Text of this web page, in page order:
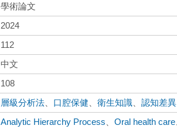
學術論文
2024
112
中文
108
層級分析法 口腔保健 、衛生知識 、認知差異
Analytic Hierarchy Process 、Oral health care